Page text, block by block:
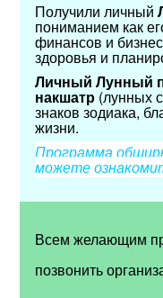
Получили личный
пониманием как
финансов и
здоровья и
Личный Лунный
накшатр (лунных
знаков зодиака,
жизни.
Программа
можете
Всем желающим
позвонить